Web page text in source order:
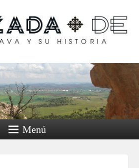
de Calatrava y
historia
Menú